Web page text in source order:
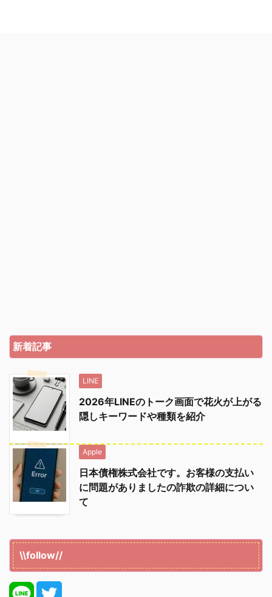
新着記事
LINE
2026年LINEのトーク画面で花火が上がる
隠しキーワードや種類を紹介
Apple
日本債権株式会社です。お客様の支払い
に問題がありましたの詐欺の詳細につい
て
\\follow//